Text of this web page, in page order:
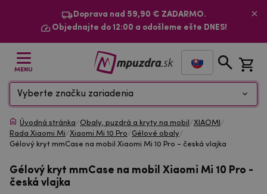
Doprava nad 59,90 € ZADARMO.
Objednajte do 12:00 a odošleme ešte DNES!
MENU
Vyberte značku zariadenia
Úvodná stránka/Obaly, puzdrá a kryty na mobil /XIAOMI /
Rada Xiaomi Mi/Xiaomi Mi 10 Pro/Gélové obaly/
Gélový kryt mmCase na mobil Xiaomi Mi 10 Pro - česká vlajka
Gélový kryt mmCase na mobil Xiaomi Mi 10 Pro -
česká vlajka